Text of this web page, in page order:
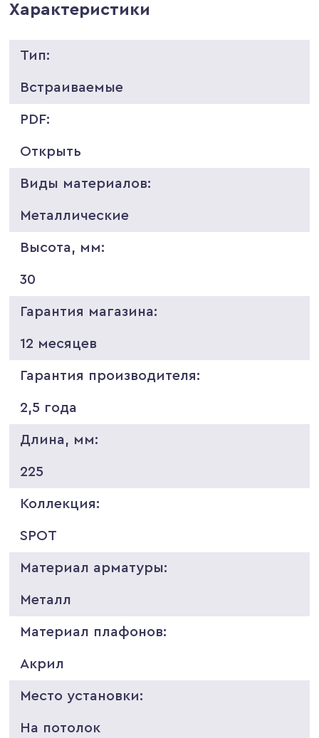
Характеристики
Тип:
Встраиваемые
PDF:
Открыть
Виды материалов:
Металлические
Высота, мм:
30
Гарантия магазина:
12 месяцев
Гарантия производителя:
2,5 года
Длина, мм:
225
Коллекция:
SPOT
Материал арматуры:
Металл
Материал плафонов:
Акрил
Место установки:
На потолок